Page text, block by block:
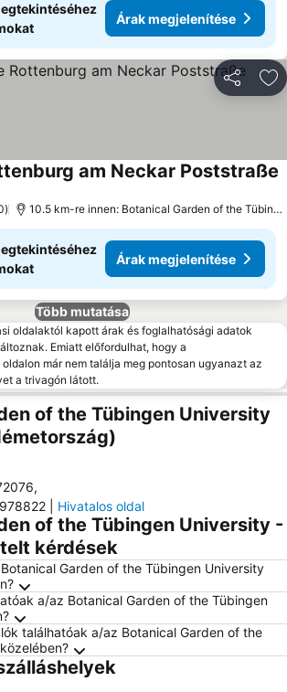
Árak megjelenítése
am Neckar Poststraße
10.5 km-re innen: Botanical Garden of the Tübingen University
Árak megjelenítése
Több mutatása
oldalaktól kapott árak és foglalhatósági adatok
Emiatt előfordulhat, hogy a
már nem találja meg pontosan ugyanazt az
a trivagón látott.
of the Tübingen University
,
Hivatalos oldal
of the Tübingen University -
kérdések
Garden of the Tübingen University
a/az Botanical Garden of the Tübingen
találhatóak a/az Botanical Garden of the